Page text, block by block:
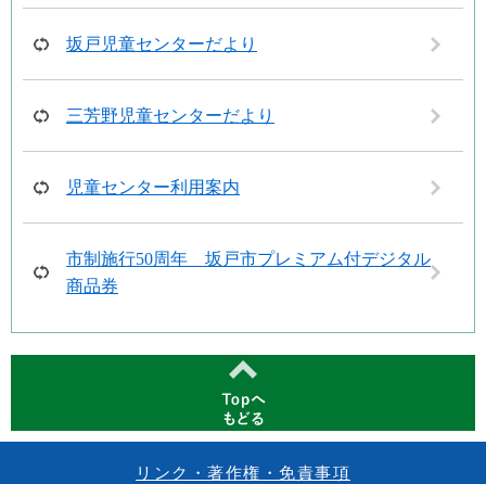
坂戸児童センターだより
三芳野児童センターだより
児童センター利用案内
市制施行50周年 坂戸市プレミアム付デジタル
商品券
リンク・著作権・免責事項